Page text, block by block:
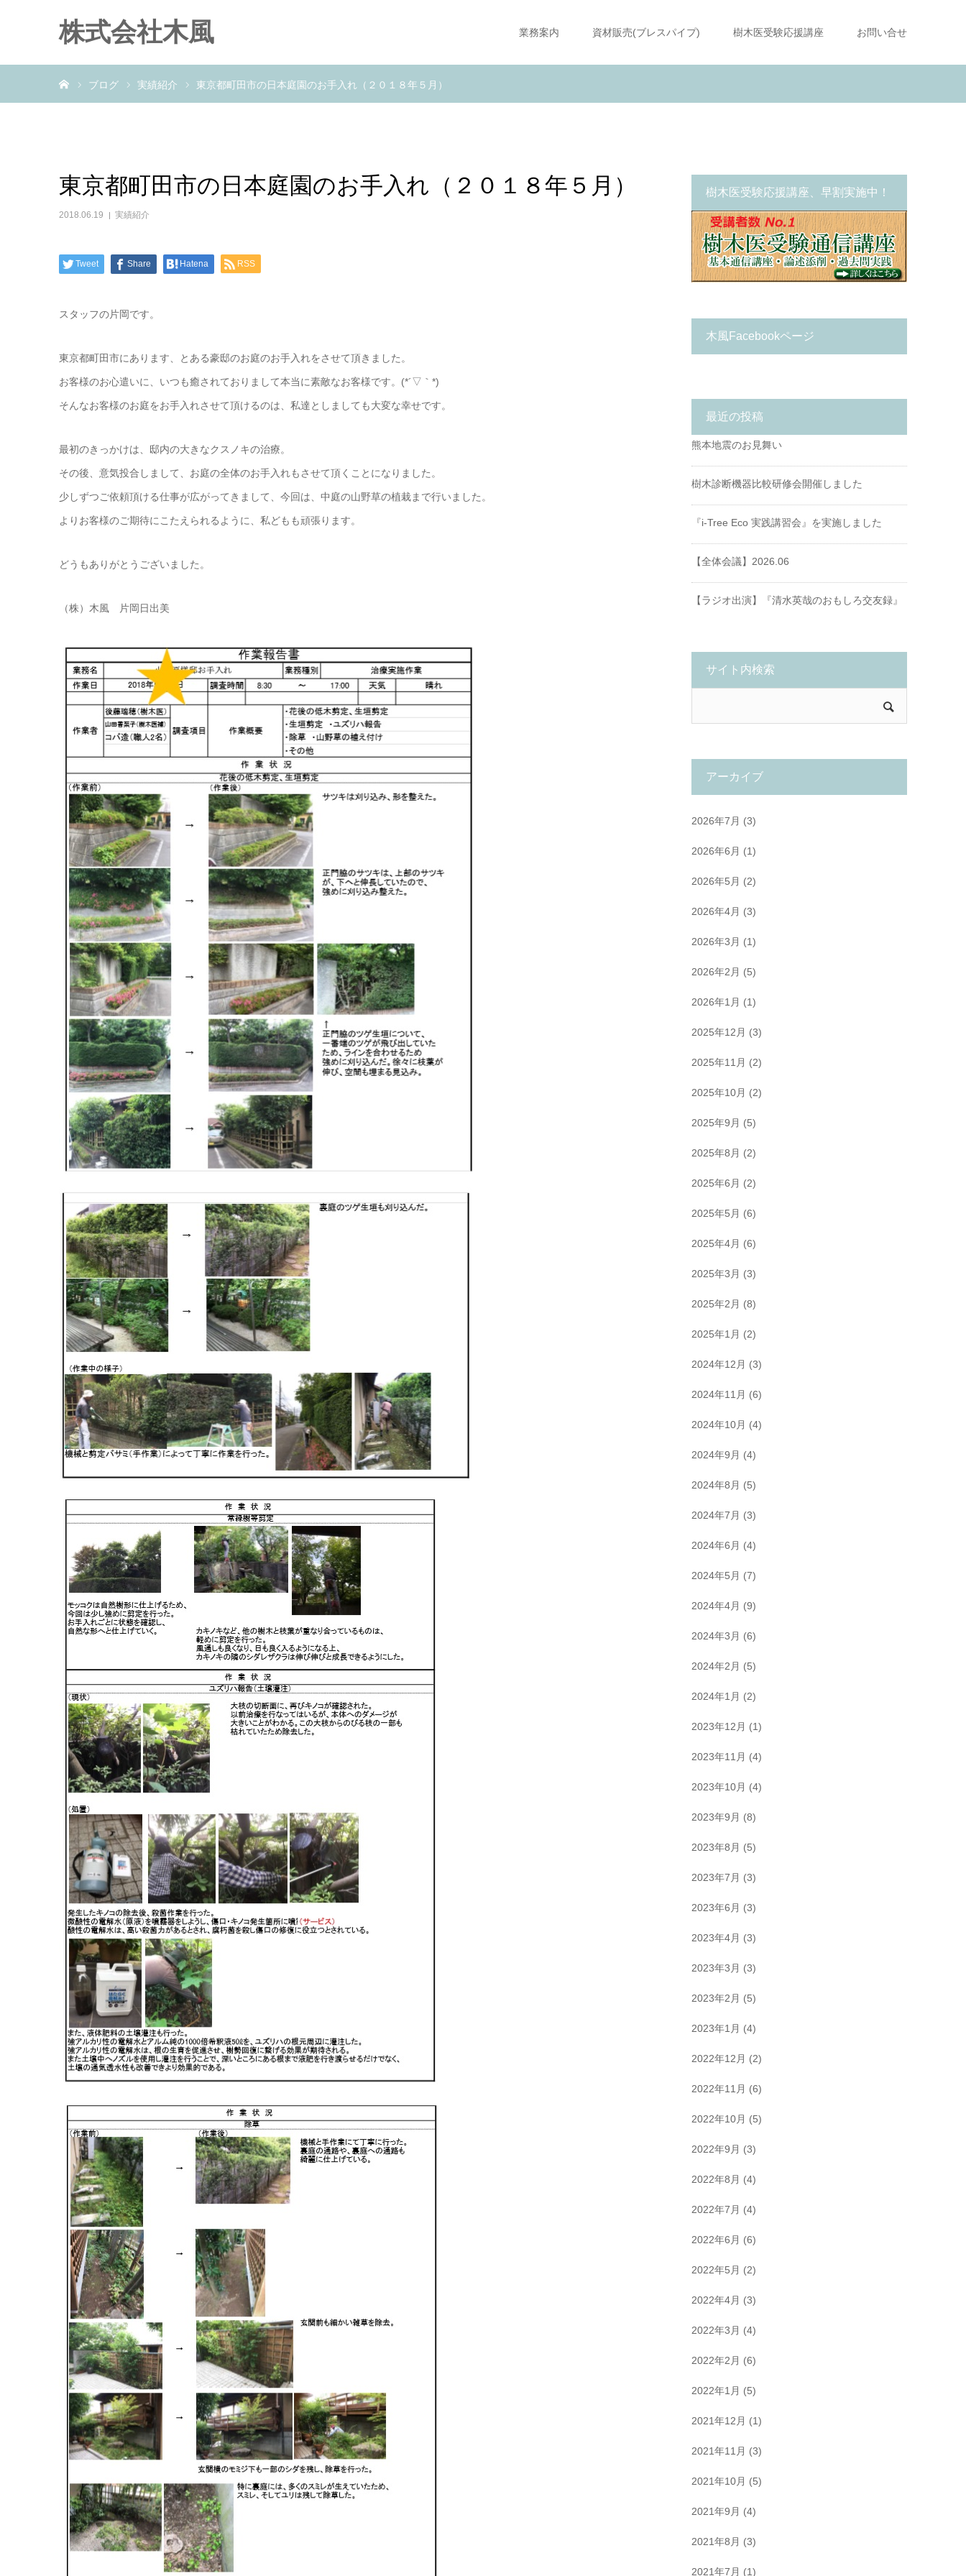
株式会社木風 業務案内 資材販売(ブレスパイプ) 樹木医受験応援講座 お問い合せ
ブログ 実績紹介 東京都町田市の日本庭園のお手入れ（２０１８年５月）
東京都町田市の日本庭園のお手入れ（２０１８年５月）
2018.06.19 実績紹介
Tweet Share Hatena RSS
スタッフの片岡です。
東京都町田市にあります、とある豪邸のお庭のお手入れをさせて頂きました。
お客様のお心遣いに、いつも癒されておりまして本当に素敵なお客様です。(*´▽｀*)
そんなお客様のお庭をお手入れさせて頂けるのは、私達としましても大変な幸せです。
最初のきっかけは、邸内の大きなクスノキの治療。
その後、意気投合しまして、お庭の全体のお手入れもさせて頂くことになりました。
少しずつご依頼頂ける仕事が広がってきまして、今回は、中庭の山野草の植栽まで行いました。
よりお客様のご期待にこたえられるように、私どもも頑張ります。
どうもありがとうございました。
（株）木風 片岡日出美
樹木医受験応援講座、早割実施中！
木風Facebookページ
最近の投稿
熊本地震のお見舞い
樹木診断機器比較研修会開催しました
『i-Tree Eco 実践講習会』を実施しました
【全体会議】2026.06
【ラジオ出演】『清水英哉のおもしろ交友録』
サイト内検索
アーカイブ
2026年7月 (3)
2026年6月 (1)
2026年5月 (2)
2026年4月 (3)
2026年3月 (1)
2026年2月 (5)
2026年1月 (1)
2025年12月 (3)
2025年11月 (2)
2025年10月 (2)
2025年9月 (5)
2025年8月 (2)
2025年6月 (2)
2025年5月 (6)
2025年4月 (6)
2025年3月 (3)
2025年2月 (8)
2025年1月 (2)
2024年12月 (3)
2024年11月 (6)
2024年10月 (4)
2024年9月 (4)
2024年8月 (5)
2024年7月 (3)
2024年6月 (4)
2024年5月 (7)
2024年4月 (9)
2024年3月 (6)
2024年2月 (5)
2024年1月 (2)
2023年12月 (1)
2023年11月 (4)
2023年10月 (4)
2023年9月 (8)
2023年8月 (5)
2023年7月 (3)
2023年6月 (3)
2023年4月 (3)
2023年3月 (3)
2023年2月 (5)
2023年1月 (4)
2022年12月 (2)
2022年11月 (6)
2022年10月 (5)
2022年9月 (3)
2022年8月 (4)
2022年7月 (4)
2022年6月 (6)
2022年5月 (2)
2022年4月 (3)
2022年3月 (4)
2022年2月 (6)
2022年1月 (5)
2021年12月 (1)
2021年11月 (3)
2021年10月 (5)
2021年9月 (4)
2021年8月 (3)
2021年7月 (1)